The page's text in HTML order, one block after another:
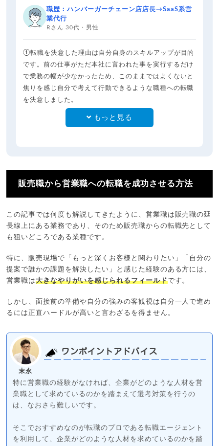
職歴：ハンバーガーチェーン店店長→SaaS系営
業代行
Rさん 30代・男性
①転職を決意した理由は自分自身のスキルアップが目的
です。前の仕事がただ本社に言われた事を実行するだけ
で業務の幅が少なかったため、このままではよくないと
焦りを感じ自分で考えて行動できるような職種への転職
を決意しました。
もっと見る
販売職から営業職への転職を成功させる方法
この記事では何度も解説してきたように、営業職は販売職の延
長線上にある業務であり、そのため販売職からの転職先として
も狙いどころである業種です。
特に、販売現場で「もっと深くお客様と関わりたい」「自分の
提案で誰かの課題を解決したい」と感じた経験のある方には、
営業職は大きなやりがいを感じられるフィールドです。
しかし、面接前の準備や自分の強みの客観視は自分一人で進め
るには正直ハードルが高いと言わざるを得ません。
末永
ワンポイントアドバイス
特に営業職の経験がなければ、企業がどのような人材を営
業職として求めているのかを踏まえて選考対策を行うの
は、なおさら難しいです。
そこでおすすめなのが転職のプロである転職エージェント
を利用して、企業がどのような人材を求めているのかを踏